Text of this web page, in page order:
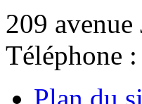
209 avenue
Téléphone